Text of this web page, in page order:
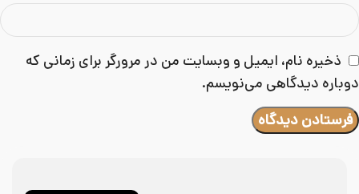
ذخیره نام، ایمیل و وبسایت من در مرورگر برای زمانی که
دوباره دیدگاهی می‌نویسم.